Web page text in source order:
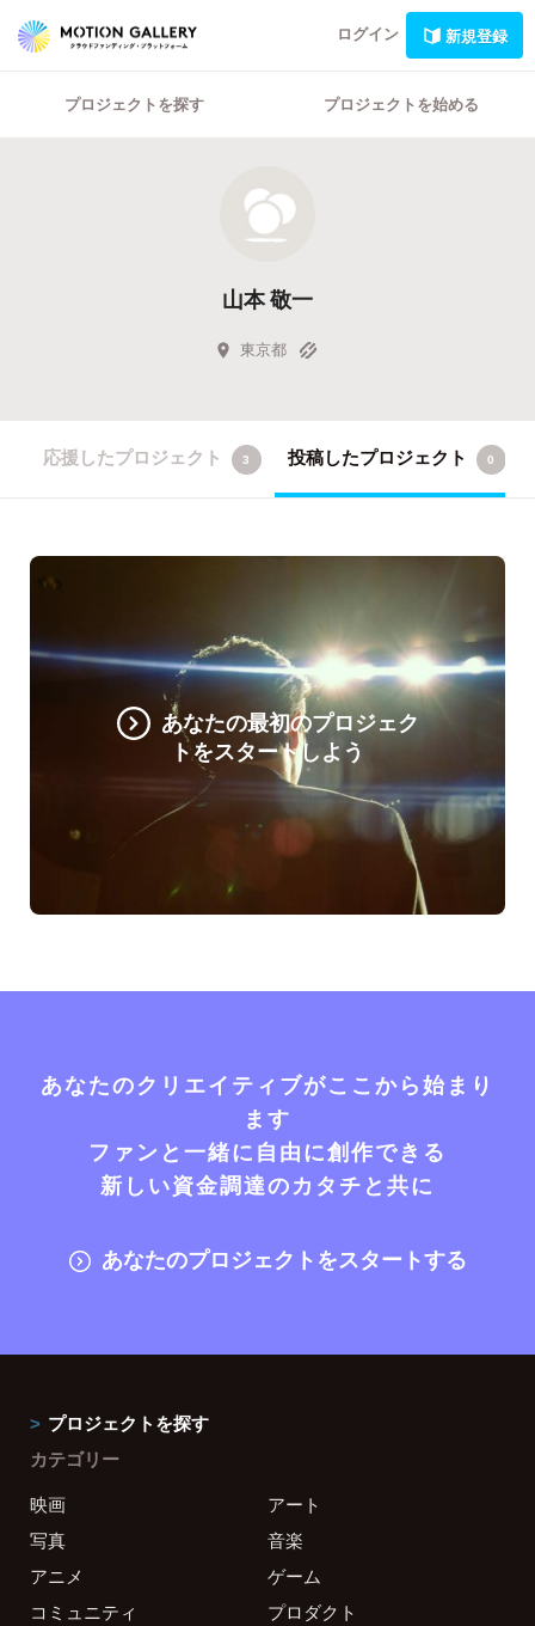
ログイン 新規登録
プロジェクトを探す プロジェクトを始める
山本 敬一
東京都
応援したプロジェクト 3 投稿したプロジェクト 0
あなたの最初のプロジェク
トをスタートしよう
あなたのクリエイティブがここから始まり
ます
ファンと一緒に自由に創作できる
新しい資金調達のカタチと共に
あなたのプロジェクトをスタートする
プロジェクトを探す
カテゴリー
映画
アート
写真
音楽
アニメ
ゲーム
コミュニティ
プロダクト